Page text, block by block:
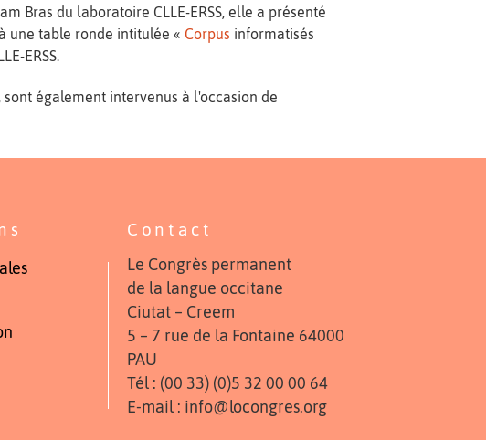
Bras du laboratoire CLLE-ERSS, elle a présenté
une table ronde intitulée « Corpus informatisés
ERSS.
sont également intervenus à l'occasion de
Contact
Le Congrès permanent
de la langue occitane
Ciutat – Creem
5 – 7 rue de la Fontaine 64000
PAU
Tél : (00 33) (0)5 32 00 00 64
E-mail : info@locongres.org